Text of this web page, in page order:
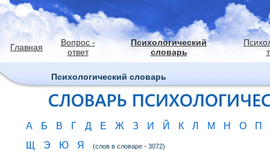
Главная
Вопрос -
ответ
Психологический
словарь
Психологический словарь
А Б В Г Д Е Ж З И Й К Л М Н О
П
Щ
Э Ю Я (слов в словаре - 3072)